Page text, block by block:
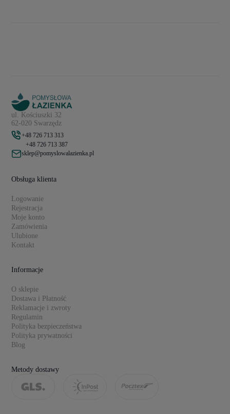
ul. Kościuszki 32
62-020 Swarzędz
+48 726 713 313
+48 726 713 387
sklep@pomyslowalazienka.pl
Obsługa klienta
Logowanie
Rejestracja
Moje konto
Zamówienia
Ulubione
Kontakt
Informacje
O sklepie
Dostawa i Płatność
Reklamacje i zwroty
Regulamin
Polityka bezpieczeństwa
Polityka prywatności
Blog
Metody dostawy